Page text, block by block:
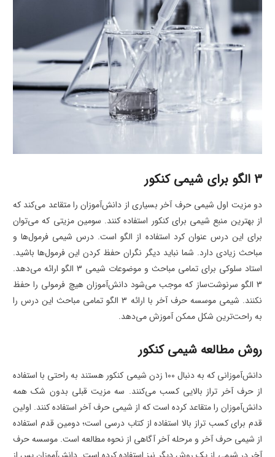
3 الگو برای شیمی کنکور
دو مزیت اول شیمی حرف آخر بسیاری از دانش‌آموزان را متقاعد می‌کند که
از بهترین منبع شیمی برای کنکور استفاده کنند. سومین مزیتی که می‌توان
برای این درس عنوان کرد استفاده از الگو است. درس شیمی فرمول‌ها و
مباحث زیادی دارد. شما نباید دیگر نگران حفظ کردن این فرمول‌ها باشید.
استاد سلوکی برای تمامی مباحث و موضوعات شیمی 3 الگو ارائه می‌دهد.
3 الگو سرنوشت‌ساز که موجب می‌شود دانش‌آموزان هیچ فرمولی را حفظ
نکنند. شیمی موسسه حرف آخر با ارائه 3 الگو تمامی مباحث این درس را
به راحت‌ترین شکل ممکن آموزش می‌دهد.
روش مطالعه شیمی کنکور
دانش‌آموزانی که به دنبال 100 زدن شیمی کنکور هستند به راحتی با استفاده
از حرف آخر تراز بالایی کسب می‌کنند. سه مزیت قبلی بدون شک همه
دانش‌آموزان را متقاعد کرده است که از شیمی حرف آخر استفاده کنند. اولین
قدم برای کسب تراز بالا استفاده از کتاب درسی است؛ دومین قدم استفاده
از شیمی حرف آخر و مرحله آخر آگاهی از نحوه مطالعه است. موسسه حرف